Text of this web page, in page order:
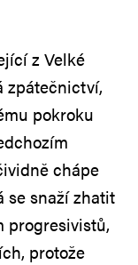
z Velké
zpátečnictví,
pokroku
chápe
se snaží zhatit
progresivistů,
protože